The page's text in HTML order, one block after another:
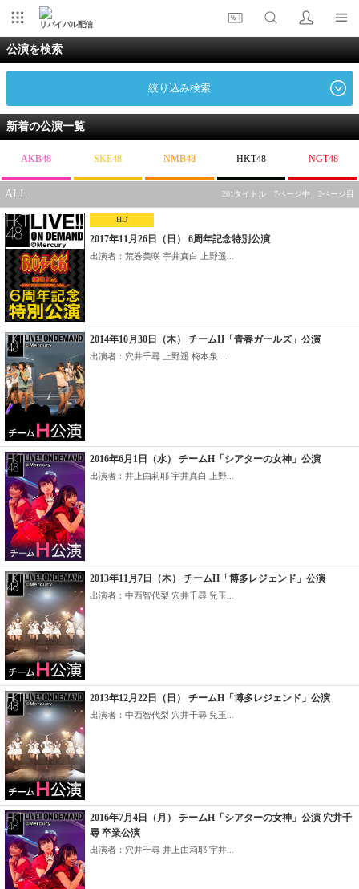
リバイバル配信
公演を検索
絞り込み検索
新着の公演一覧
AKB48 SKE48 NMB48 HKT48 NGT48
ALL 201タイトル 7ページ中 2ページ目
HD
2017年11月26日（日） 6周年記念特別公演
出演者：荒巻美咲 宇井真白 上野遥...
2014年10月30日（木） チームH「青春ガールズ」公演
出演者：穴井千尋 上野遥 梅本泉 ...
2016年6月1日（水） チームH「シアターの女神」公演
出演者：井上由莉耶 宇井真白 上野...
2013年11月7日（木） チームH「博多レジェンド」公演
出演者：中西智代梨 穴井千尋 兒玉...
2013年12月22日（日） チームH「博多レジェンド」公演
出演者：中西智代梨 穴井千尋 兒玉...
2016年7月4日（月） チームH「シアターの女神」公演 穴井千
尋 卒業公演
出演者：穴井千尋 井上由莉耶 宇井...